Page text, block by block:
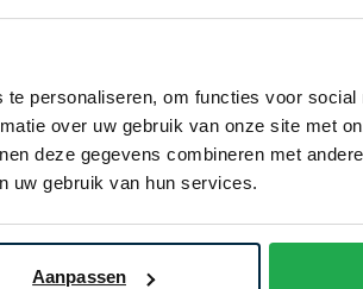
personaliseren, om functies voor social
over uw gebruik van onze site met
deze gegevens combineren met
uw gebruik van hun services.
Aanpassen
NZA overhemd Tate blauw
€ 99,99 € 50,00 - 50%